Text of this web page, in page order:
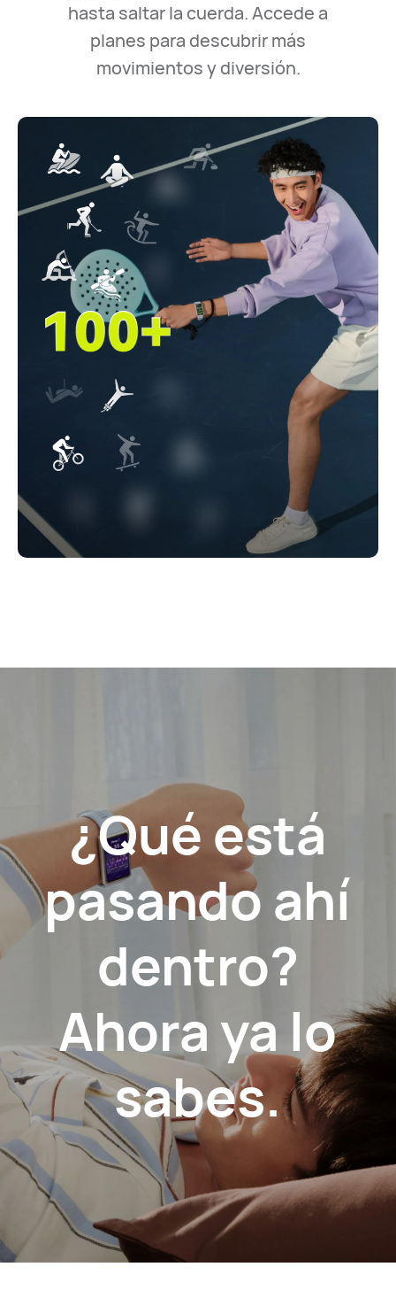
hasta saltar la cuerda. Accede a
planes para descubrir más
movimientos y diversión.
¿Qué está
pasando ahí
dentro?
Ahora ya lo
sabes.